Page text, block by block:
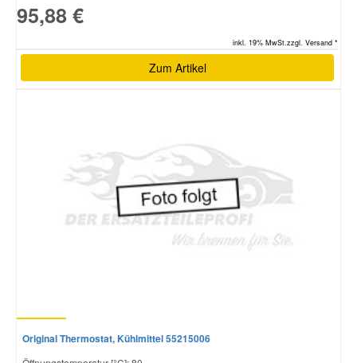
95,88 €
inkl. 19% MwSt.zzgl. Versand *
Zum Artikel
Original Thermostat, Kühlmittel 55215006